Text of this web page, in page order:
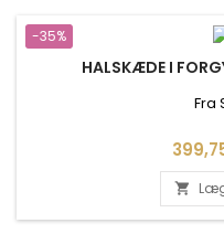
-35%
HALSKÆDE I
Fra
Pris
